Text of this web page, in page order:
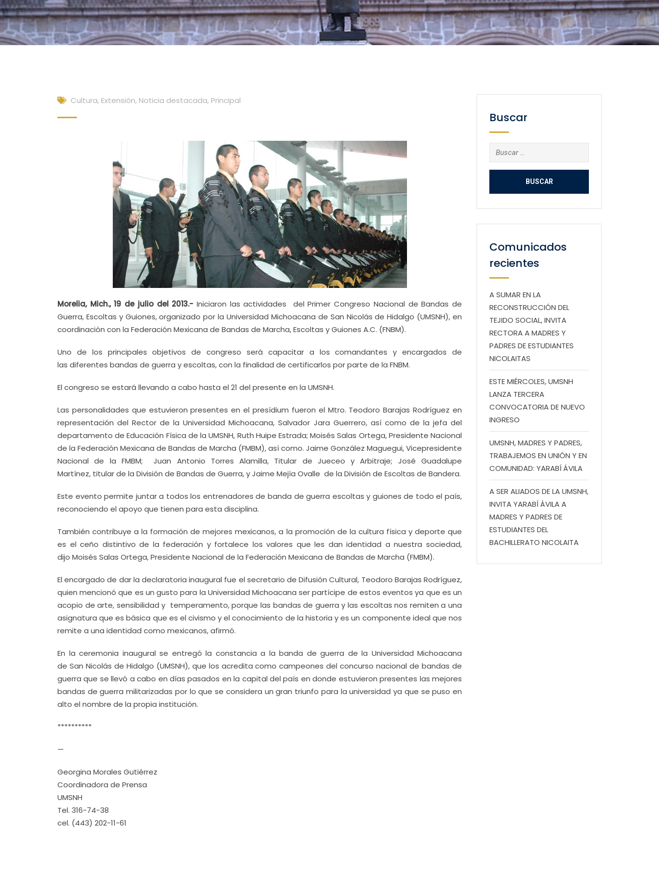
Cultura, Extensión, Noticia destacada, Principal
Morelia, Mich., 19 de julio del 2013.- Iniciaron las actividades del Primer Congreso Nacional de Bandas de
Guerra, Escoltas y Guiones, organizado por la Universidad Michoacana de San Nicolás de Hidalgo (UMSNH), en
coordinación con la Federación Mexicana de Bandas de Marcha, Escoltas y Guiones A.C. (FNBM).
Uno de los principales objetivos de congreso será capacitar a los comandantes y encargados de
las diferentes bandas de guerra y escoltas, con la finalidad de certificarlos por parte de la FNBM.
El congreso se estará llevando a cabo hasta el 21 del presente en la UMSNH.
Las personalidades que estuvieron presentes en el presídium fueron el Mtro. Teodoro Barajas Rodríguez en
representación del Rector de la Universidad Michoacana, Salvador Jara Guerrero, así como de la jefa del
departamento de Educación Física de la UMSNH, Ruth Huipe Estrada; Moisés Salas Ortega, Presidente Nacional
de la Federación Mexicana de Bandas de Marcha (FMBM), así como. Jaime González Maguegui, Vicepresidente
Nacional de la FMBM; Juan Antonio Torres Alamilla, Titular de Jueceo y Arbitraje; José Guadalupe
Martínez, titular de la División de Bandas de Guerra, y Jaime Mejía Ovalle de la División de Escoltas de Bandera.
Este evento permite juntar a todos los entrenadores de banda de guerra escoltas y guiones de todo el país,
reconociendo el apoyo que tienen para esta disciplina.
También contribuye a la formación de mejores mexicanos, a la promoción de la cultura física y deporte que
es el ceño distintivo de la federación y fortalece los valores que les dan identidad a nuestra sociedad,
dijo Moisés Salas Ortega, Presidente Nacional de la Federación Mexicana de Bandas de Marcha (FMBM).
El encargado de dar la declaratoria inaugural fue el secretario de Difusión Cultural, Teodoro Barajas Rodríguez,
quien mencionó que es un gusto para la Universidad Michoacana ser partícipe de estos eventos ya que es un
acopio de arte, sensibilidad y temperamento, porque las bandas de guerra y las escoltas nos remiten a una
asignatura que es básica que es el civismo y el conocimiento de la historia y es un componente ideal que nos
remite a una identidad como mexicanos, afirmó.
En la ceremonia inaugural se entregó la constancia a la banda de guerra de la Universidad Michoacana
de San Nicolás de Hidalgo (UMSNH), que los acredita como campeones del concurso nacional de bandas de
guerra que se llevó a cabo en días pasados en la capital del país en donde estuvieron presentes las mejores
bandas de guerra militarizadas por lo que se considera un gran triunfo para la universidad ya que se puso en
alto el nombre de la propia institución.
**********
—
Georgina Morales Gutiérrez
Coordinadora de Prensa
UMSNH
Tel. 316-74-38
cel. (443) 202-11-61
Buscar
Buscar:
Comunicados
recientes
A SUMAR EN LA
RECONSTRUCCIÓN DEL
TEJIDO SOCIAL, INVITA
RECTORA A MADRES Y
PADRES DE ESTUDIANTES
NICOLAITAS
ESTE MIÉRCOLES, UMSNH
LANZA TERCERA
CONVOCATORIA DE NUEVO
INGRESO
UMSNH, MADRES Y PADRES,
TRABAJEMOS EN UNIÓN Y EN
COMUNIDAD: YARABÍ ÁVILA
A SER ALIADOS DE LA UMSNH,
INVITA YARABÍ ÁVILA A
MADRES Y PADRES DE
ESTUDIANTES DEL
BACHILLERATO NICOLAITA